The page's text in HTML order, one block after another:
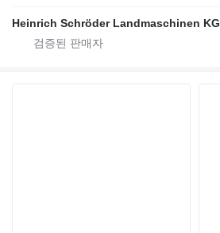
Heinrich Schröder Landmaschinen KG